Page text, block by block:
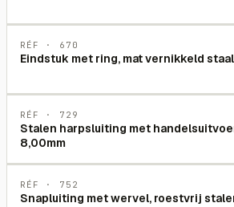
RÉF · 670
Eindstuk met ring, mat vernikkeld
RÉF · 729
Stalen harpsluiting met
8,00mm
RÉF · 752
Snapluiting met wervel, roestvrij